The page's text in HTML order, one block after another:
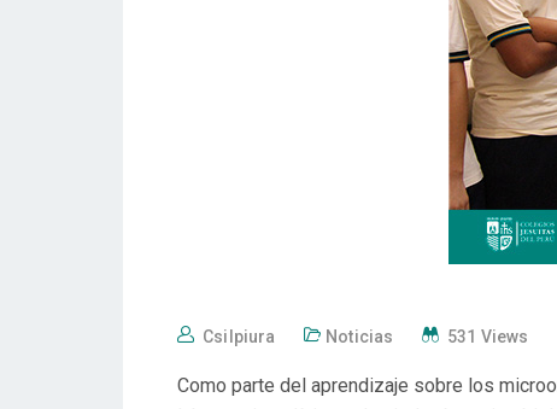
Csilpiura Noticias 531 Views
Como parte del aprendizaje sobre los